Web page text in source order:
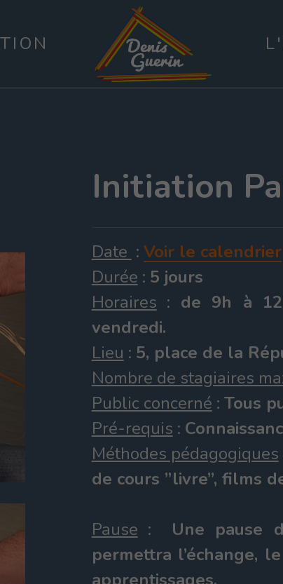
Initiation
Date : Voir le calendrier
Durée : 5 jours
Horaires : de 9h à
vendredi.
Lieu : 5, place de la
Nombre de stagiaires
Public concerné : Tous
Pré-requis :
Méthodes pédagogiques
de cours ’’livre’’, films
Pause : Une pause
permettra l’échange,